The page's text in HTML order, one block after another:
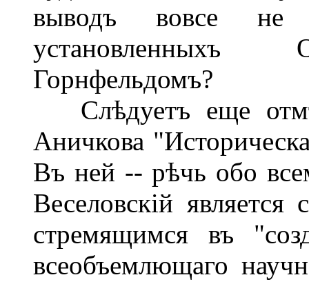
выводъ вовсе не
установленныхъ
Горнфельдомъ?
Слѣдуетъ еще
Аничкова
Въ ней -- рѣчь обо
Веселовскій
стремящимся въ
всеобъемлющаго